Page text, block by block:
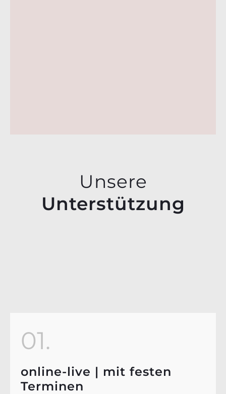
Unsere
Unterstützung
01.
online-live | mit festen
Terminen